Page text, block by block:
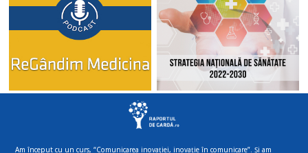
Am început cu un curs, “Comunicarea inovației, inovație în comunicare”. Și am